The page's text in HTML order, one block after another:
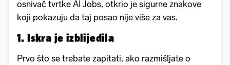
osnivač tvrtke AI Jobs, otkrio je sigurne znakove
koji pokazuju da taj posao nije više za vas.
1. Iskra je izblijedila
Prvo što se trebate zapitati, ako razmišljate o